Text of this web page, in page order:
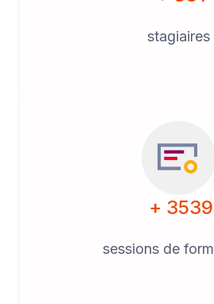
stagiaires
+ 3539
sessions de